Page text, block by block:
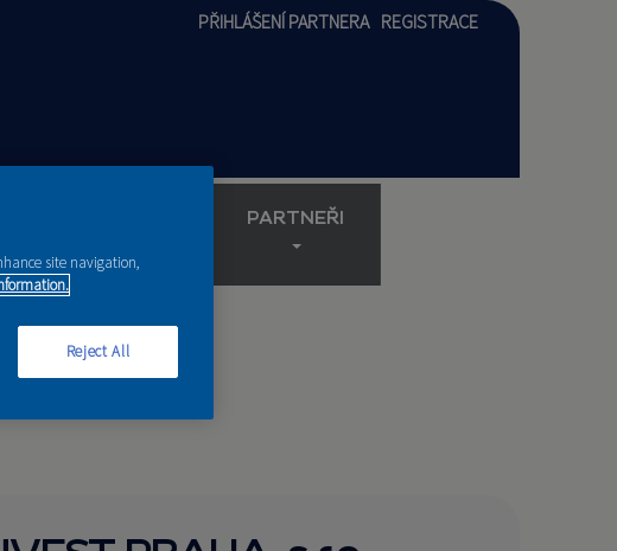
PŘIHLÁŠENÍ PARTNERA REGISTRACE
PARTNEŘI
site navigation,
Reject All